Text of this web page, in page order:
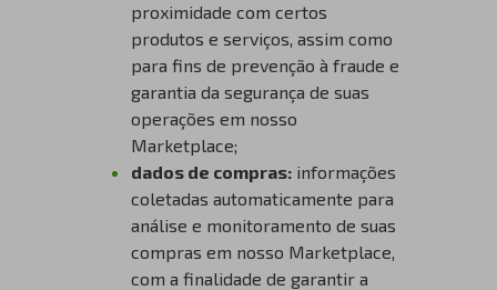
proximidade com certos
produtos e serviços, assim como
para fins de prevenção à fraude e
garantia da segurança de suas
operações em nosso
Marketplace;
dados de compras: informações
coletadas automaticamente para
análise e monitoramento de suas
compras em nosso Marketplace,
com a finalidade de garantir a